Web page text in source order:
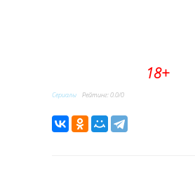
18+
Сериалы Рейтинг:0.0/0